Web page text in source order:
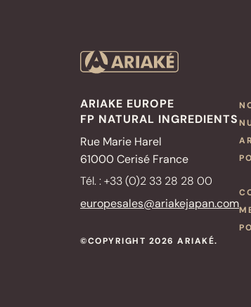
ARIAKE EUROPE
FP NATURAL INGREDIENTS
Rue Marie Harel
61000 Cerisé France
Tél. : +33 (0)2 33 28 28 00
europesales@ariakejapan.com
©COPYRIGHT 2026 ARIAKÉ.